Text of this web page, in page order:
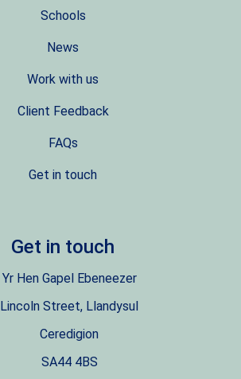
Schools
News
Work with us
Client Feedback
FAQs
Get in touch
Get in touch
Yr Hen Gapel Ebeneezer
Lincoln Street, Llandysul
Ceredigion
SA44 4BS